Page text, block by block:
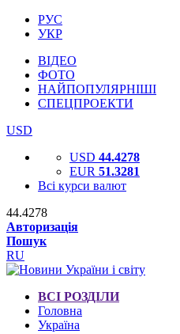
РУС
УКР
ВІДЕО
ФОТО
НАЙПОПУЛЯРНІШІ
СПЕЦПРОЕКТИ
USD
USD 44.4278
EUR 51.3281
Всі курси валют
44.4278
Авторизація
Пошук
RU
ВСІ РОЗДІЛИ
Головна
Україна